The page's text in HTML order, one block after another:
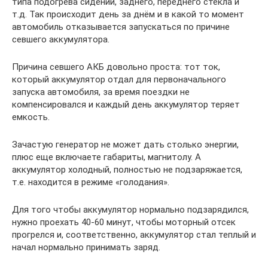
т.д. Так происходит день за днём и в какой то момент
автомобиль отказывается запускаться по причине
севшего аккумулятора.
Причина севшего АКБ довольно проста: тот ток,
который аккумулятор отдал для первоначального
запуска автомобиля, за время поездки не
компенсировался и каждый день аккумулятор теряет
емкость.
Зачастую генератор не может дать столько энергии,
плюс еще включаете габариты, магнитолу. А
аккумулятор холодный, полностью не подзаряжается,
т.е. находится в режиме «голодания».
Для того чтобы аккумулятор нормально подзарядился,
нужно проехать 40-60 минут, чтобы моторный отсек
прогрелся и, соответственно, аккумулятор стал теплый и
начал нормально принимать заряд.